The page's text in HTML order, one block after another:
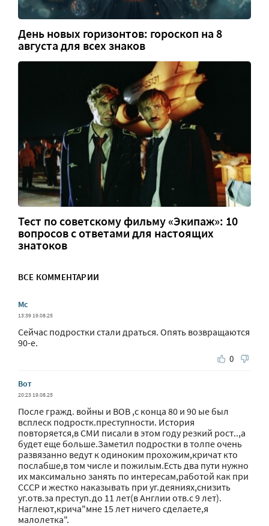
День новых горизонтов: гороскоп на 8
августа для всех знаков
Тест по советскому фильму «Экипаж»: 10
вопросов с ответами для настоящих
знатоков
ВСЕ КОММЕНТАРИИ
Мс
13:39 19.08.25
Сейчас подростки стали драться. Опять возвращаются
90-е.
0
Вот
20:23 19.08.25
После гражд. войны и ВОВ ,с конца 80 и 90 ые был
всплеск подростк.преступности. История
повторяется,в СМИ писали в этом году резкий рост..,а
будет еще больше.Заметил подростки в толпе очень
развязанно ведут к одиноким прохожим,кричат кто
послабше,в том числе и пожилым.Есть два пути нужно
их максимально занять по интересам,работой как при
СССР и жестко наказывать при уг.деяниях,снизить
уг.отв.за преступ.до 11 лет(в Англии отв.с 9 лет).
Наглеют,крича"мне 15 лет ничего сделаете,я
малолетка".